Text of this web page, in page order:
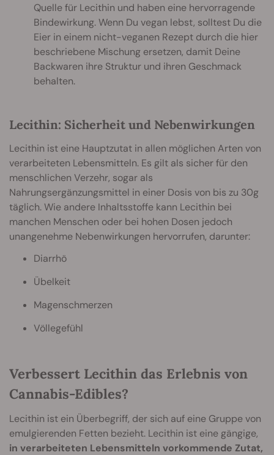
Quelle für Lecithin und haben eine hervorragende
Bindewirkung. Wenn Du vegan lebst, solltest Du die
Eier in einem nicht-veganen Rezept durch die hier
beschriebene Mischung ersetzen, damit Deine
Backwaren ihre Struktur und ihren Geschmack
behalten.
Lecithin: Sicherheit und Nebenwirkungen
Lecithin ist eine Hauptzutat in allen möglichen Arten von
verarbeiteten Lebensmitteln. Es gilt als sicher für den
menschlichen Verzehr, sogar als
Nahrungsergänzungsmittel in einer Dosis von bis zu 30g
täglich. Wie andere Inhaltsstoffe kann Lecithin bei
manchen Menschen oder bei hohen Dosen jedoch
unangenehme Nebenwirkungen hervorrufen, darunter:
Diarrhö
Übelkeit
Magenschmerzen
Völlegefühl
Verbessert Lecithin das Erlebnis von
Cannabis-Edibles?
Lecithin ist ein Überbegriff, der sich auf eine Gruppe von
emulgierenden Fetten bezieht. Lecithin ist eine gängige,
in verarbeiteten Lebensmitteln vorkommende Zutat,